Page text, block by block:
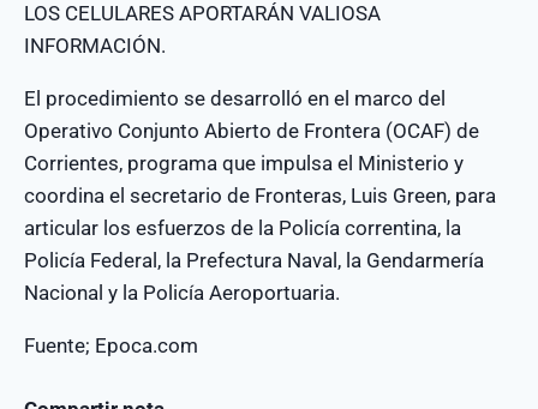
LOS CELULARES APORTARÁN VALIOSA
INFORMACIÓN.
El procedimiento se desarrolló en el marco del
Operativo Conjunto Abierto de Frontera (OCAF) de
Corrientes, programa que impulsa el Ministerio y
coordina el secretario de Fronteras, Luis Green, para
articular los esfuerzos de la Policía correntina, la
Policía Federal, la Prefectura Naval, la Gendarmería
Nacional y la Policía Aeroportuaria.
Fuente; Epoca.com